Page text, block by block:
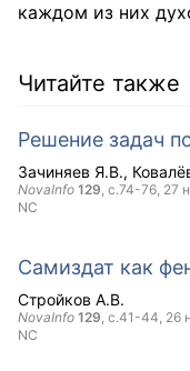
каждом из них
Читайте также
Решение задач
Зачиняев Я.В.
NovaInfo 129, с.74-76, 27
NC
Самиздат как
Стройков А.В.
NovaInfo 129, с.41-44, 26
NC